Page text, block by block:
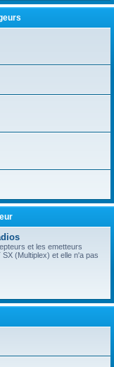
et les emetteurs
(Multiplex) et elle n'a pas